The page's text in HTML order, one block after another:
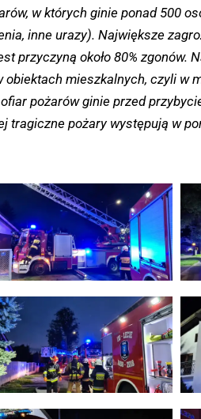
w których ginie ponad 500
inne urazy). Największe
przyczyną około 80% zgonów.
mieszkalnych, czyli w
pożarów ginie przed
tragiczne pożary występują w